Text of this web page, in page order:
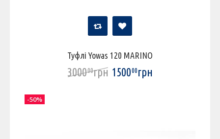
Туфлі Yowas 120 MARINO
300000грн 150000грн
-50%